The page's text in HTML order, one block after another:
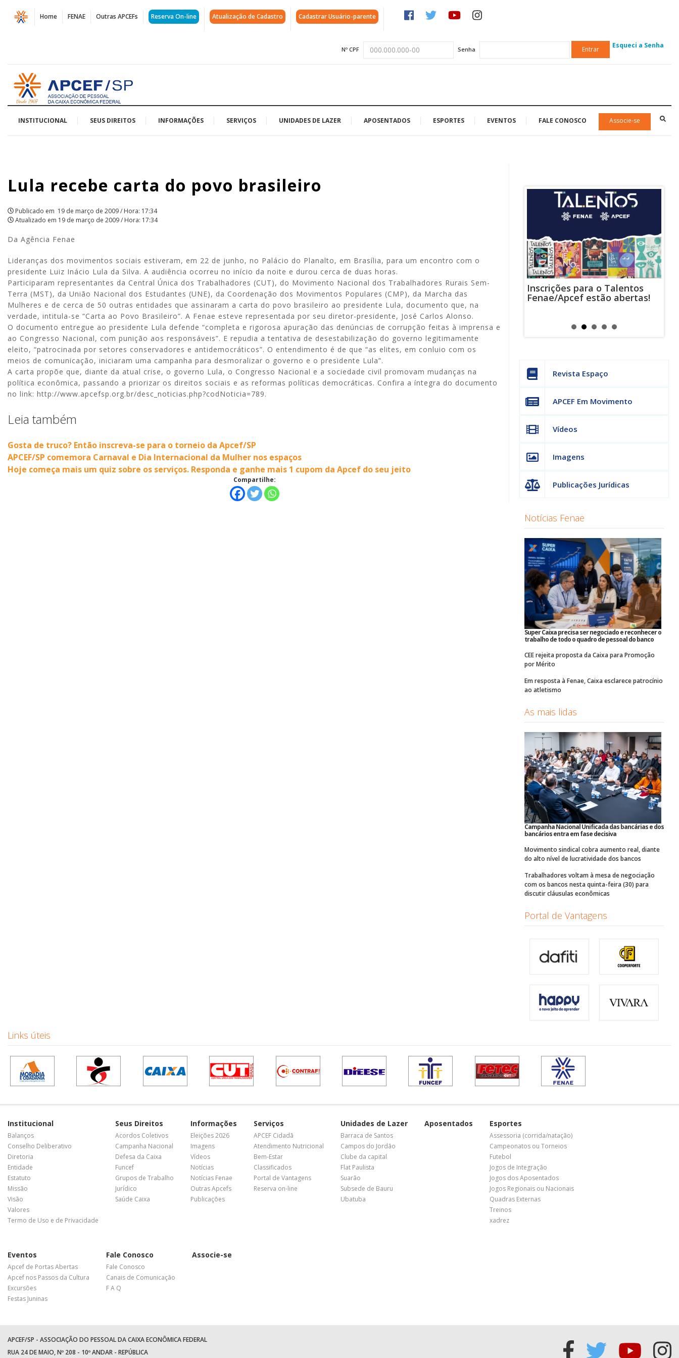
Página
Lula
carta
do
povo
brasileiro
Home FENAE Outras APCEFs Reserva On-line Atualização de Cadastro Cadastrar Usuário-parente
Nº CPF Senha Entrar Esqueci a Senha
Acessar
página
inicial
INSTITUCIONAL SEUS DIREITOS INFORMAÇÕES SERVIÇOS UNIDADES DE LAZER APOSENTADOS ESPORTES EVENTOS FALE CONOSCO Associe-se
Lula recebe carta do povo brasileiro
Publicado em 19 de março de 2009 / Hora: 17:34
Atualizado em 19 de março de 2009 / Hora: 17:34
Da Agência Fenae
Lideranças dos movimentos sociais estiveram, em 22 de junho, no Palácio do Planalto, em Brasília, para um encontro com o
presidente Luiz Inácio Lula da Silva. A audiência ocorreu no início da noite e durou cerca de duas horas.
Participaram representantes da Central Única dos Trabalhadores (CUT), do Movimento Nacional dos Trabalhadores Rurais Sem-
Terra (MST), da União Nacional dos Estudantes (UNE), da Coordenação dos Movimentos Populares (CMP), da Marcha das
Mulheres e de cerca de 50 outras entidades que assinaram a carta do povo brasileiro ao presidente Lula, documento que, na
verdade, intitula-se “Carta ao Povo Brasileiro”. A Fenae esteve representada por seu diretor-presidente, José Carlos Alonso.
O documento entregue ao presidente Lula defende “completa e rigorosa apuração das denúncias de corrupção feitas à imprensa e
ao Congresso Nacional, com punição aos responsáveis”. E repudia a tentativa de desestabilização do governo legitimamente
eleito, “patrocinada por setores conservadores e antidemocráticos”. O entendimento é de que “as elites, em conluio com os
meios de comunicação, iniciaram uma campanha para desmoralizar o governo e o presidente Lula”.
A carta propõe que, diante da atual crise, o governo Lula, o Congresso Nacional e a sociedade civil promovam mudanças na
política econômica, passando a priorizar os direitos sociais e as reformas políticas democráticas. Confira a íntegra do documento
no link: http://www.apcefsp.org.br/desc_noticias.php?codNoticia=789.
Leia também
Gosta de truco? Então inscreva-se para o torneio da Apcef/SP
APCEF/SP comemora Carnaval e Dia Internacional da Mulher nos espaços
Hoje começa mais um quiz sobre os serviços. Responda e ganhe mais 1 cupom da Apcef do seu jeito
Compartilhe:
Aproveite a parceria da Apcef
com o Sesi e invista em saúde
e momentos de lazer!
Alerta: golpistas usam
WhatsApp e e-mail para
enviar falsas mensagens
sobre processos judiciais
Inscrições para o Talentos
Fenae/Apcef estão abertas!
Revista Espaço
APCEF Em Movimento
Vídeos
Imagens
Publicações Jurídicas
Notícias Fenae
Super Caixa precisa ser negociado e reconhecer o
trabalho de todo o quadro de pessoal do banco
CEE rejeita proposta da Caixa para Promoção
por Mérito
Em resposta à Fenae, Caixa esclarece patrocínio
ao atletismo
As mais lidas
Campanha Nacional Unificada das bancárias e dos
bancários entra em fase decisiva
Movimento sindical cobra aumento real, diante
do alto nível de lucratividade dos bancos
Trabalhadores voltam à mesa de negociação
com os bancos nesta quinta-feira (30) para
discutir cláusulas econômicas
Portal de Vantagens
Links úteis
Institucional
Balanços
Conselho Deliberativo
Diretoria
Entidade
Estatuto
Missão
Visão
Valores
Termo de Uso e de Privacidade
Seus Direitos
Acordos Coletivos
Campanha Nacional
Defesa da Caixa
Funcef
Grupos de Trabalho
Jurídico
Saúde Caixa
Informações
Eleições 2026
Imagens
Vídeos
Notícias
Notícias Fenae
Outras Apcefs
Publicações
Serviços
APCEF Cidadã
Atendimento Nutricional
Bem-Estar
Classificados
Portal de Vantagens
Reserva on-line
Unidades de Lazer
Barraca de Santos
Campos do Jordão
Clube da capital
Flat Paulista
Suarão
Subsede de Bauru
Ubatuba
Aposentados Esportes
Assessoria (corrida/natação)
Campeonatos ou Torneios
Futebol
Jogos de Integração
Jogos dos Aposentados
Jogos Regionais ou Nacionais
Quadras Externas
Treinos
xadrez
Eventos
Apcef de Portas Abertas
Apcef nos Passos da Cultura
Excursões
Festas Juninas
Fale Conosco
Fale Conosco
Canais de Comunicação
F A Q
Associe-se
APCEF/SP - ASSOCIAÇÃO DO PESSOAL DA CAIXA ECONÔMICA FEDERAL
RUA 24 DE MAIO, Nº 208 - 10º ANDAR - REPÚBLICA
Acessar
Acessar